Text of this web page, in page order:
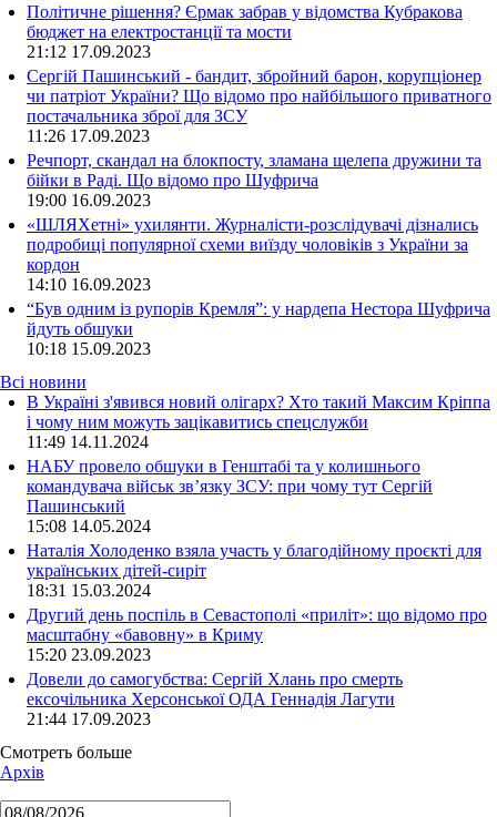
Політичне рішення? Єрмак забрав у відомства Кубракова
бюджет на електростанції та мости
21:12 17.09.2023
Сергій Пашинський - бандит, збройний барон, корупціонер
чи патріот України? Що відомо про найбільшого приватного
постачальника зброї для ЗСУ
11:26 17.09.2023
Речпорт, скандал на блокпосту, зламана щелепа дружини та
бійки в Раді. Що відомо про Шуфрича
19:00 16.09.2023
«ШЛЯХетні» ухилянти. Журналісти-розслідувачі дізнались
подробиці популярної схеми виїзду чоловіків з України за
кордон
14:10 16.09.2023
“Був одним із рупорів Кремля”: у нардепа Нестора Шуфрича
йдуть обшуки
10:18 15.09.2023
Всі новини
В Україні з'явився новий олігарх? Хто такий Максим Кріппа
і чому ним можуть зацікавитись спецслужби
11:49 14.11.2024
НАБУ провело обшуки в Генштабі та у колишнього
командувача військ зв’язку ЗСУ: при чому тут Сергій
Пашинський
15:08 14.05.2024
Наталія Холоденко взяла участь у благодійному проєкті для
українських дітей-сиріт
18:31 15.03.2024
Другий день поспіль в Севастополі «приліт»: що відомо про
масштабну «бавовну» в Криму
15:20 23.09.2023
Довели до самогубства: Сергій Хлань про смерть
ексочільника Херсонської ОДА Геннадія Лагути
21:44 17.09.2023
Смотреть больше
Архів